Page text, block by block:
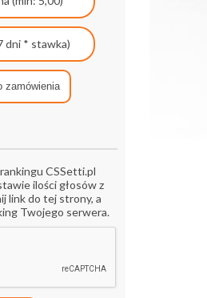
zamówienia
CSSetti.pl
ilości głosów z
link do tej strony, a
Twojego serwera.